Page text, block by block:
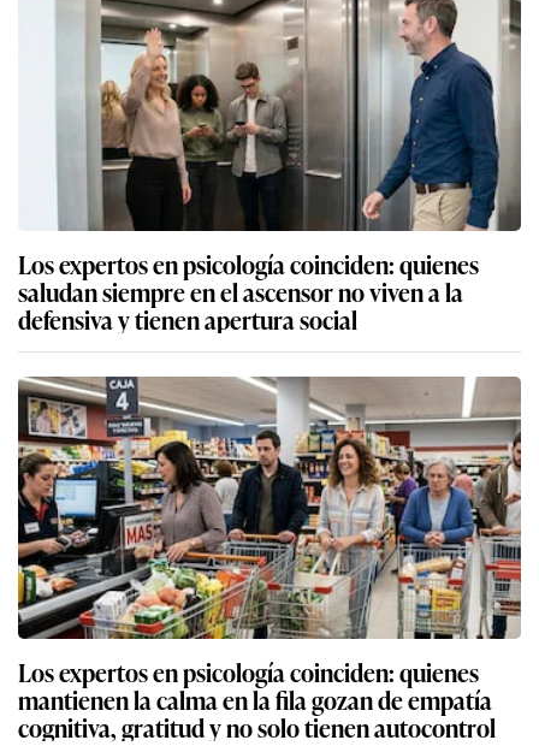
Los expertos en psicología coinciden: quienes
saludan siempre en el ascensor no viven a la
defensiva y tienen apertura social
Los expertos en psicología coinciden: quienes
mantienen la calma en la fila gozan de empatía
cognitiva, gratitud y no solo tienen autocontrol